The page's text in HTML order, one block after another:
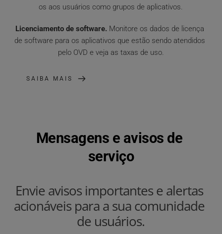
os aos usuários como grupos de aplicativos.
Licenciamento de software. Monitore os dados de licença
de software para os aplicativos que estão sendo atendidos
pelo OVD e veja as taxas de uso.
SAIBA MAIS
Mensagens e avisos de
serviço
Envie avisos importantes e alertas
acionáveis para a sua comunidade
de usuários.